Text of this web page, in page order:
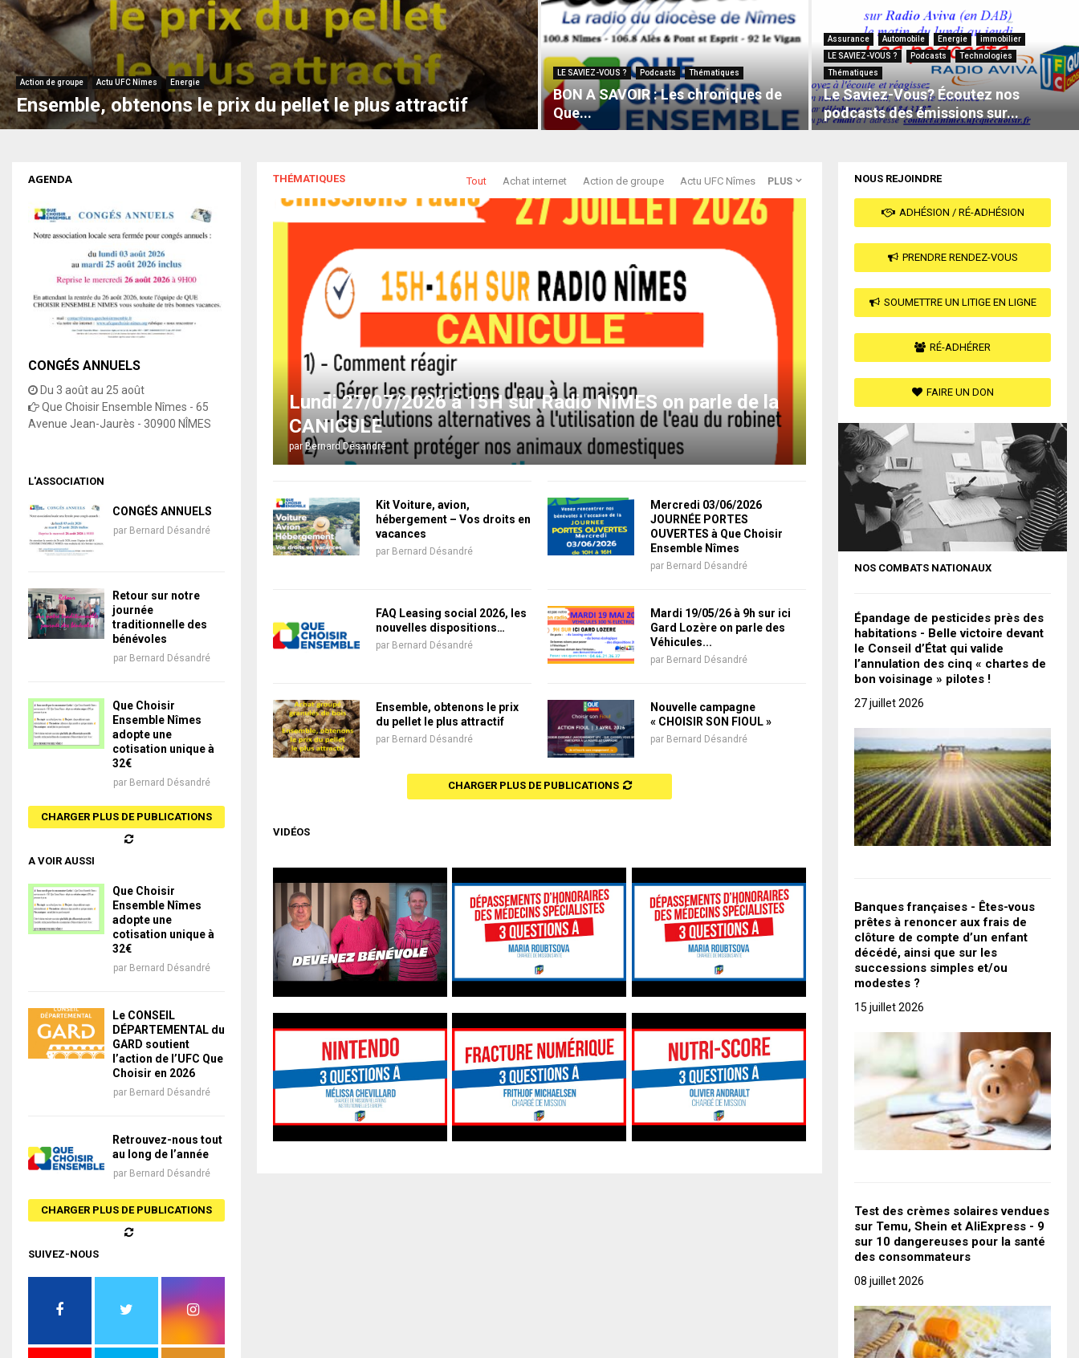
Action de groupe Actu UFC Nîmes Energie
Ensemble, obtenons le prix du pellet le plus attractif
LE SAVIEZ-VOUS ? Podcasts Thématiques
BON A SAVOIR : Les chroniques de
Que...
Assurance Automobile Energie
immobilier
LE SAVIEZ-VOUS ?
Podcasts
Technologies
Thématiques
Le Saviez-Vous? Écoutez nos
podcasts des émissions sur...
THÉMATIQUES Tout Achat internet Action de groupe Actu UFC Nîmes PLUS
Lundi 27/07/2026 à 15H sur Radio NIMES on parle de la
CANICULE
parBernard Désandré
Kit Voiture, avion,
hébergement – Vos droits en
vacances
par Bernard Désandré
Mercredi 03/06/2026
JOURNÉE PORTES
OUVERTES à Que Choisir
Ensemble Nîmes
par Bernard Désandré
FAQ Leasing social 2026, les
nouvelles dispositions…
par Bernard Désandré
Mardi 19/05/26 à 9h sur ici
Gard Lozère on parle des
Véhicules...
par Bernard Désandré
Ensemble, obtenons le prix
du pellet le plus attractif
par Bernard Désandré
Nouvelle campagne
« CHOISIR SON FIOUL »
par Bernard Désandré
CHARGER PLUS DE PUBLICATIONS
VIDÉOS
AGENDA
CONGÉS ANNUELS
Du 3 août au 25 août
Que Choisir Ensemble Nîmes - 65
Avenue Jean-Jaurès - 30900 NÎMES
L'ASSOCIATION
CONGÉS ANNUELS
par Bernard Désandré
Retour sur notre
journée
traditionnelle des
bénévoles
par Bernard Désandré
Que Choisir
Ensemble Nîmes
adopte une
cotisation unique à
32€
par Bernard Désandré
CHARGER PLUS DE PUBLICATIONS
A VOIR AUSSI
Que Choisir
Ensemble Nîmes
adopte une
cotisation unique à
32€
par Bernard Désandré
Le CONSEIL
DÉPARTEMENTAL du
GARD soutient
l’action de l’UFC Que
Choisir en 2026
par Bernard Désandré
Retrouvez-nous tout
au long de l’année
par Bernard Désandré
CHARGER PLUS DE PUBLICATIONS
SUIVEZ-NOUS
NOUS REJOINDRE
ADHÉSION / RÉ-ADHÉSION
PRENDRE RENDEZ-VOUS
SOUMETTRE UN LITIGE EN LIGNE
RÉ-ADHÉRER
FAIRE UN DON
NOS COMBATS NATIONAUX
Épandage de pesticides près des
habitations - Belle victoire devant
le Conseil d’État qui valide
l’annulation des cinq « chartes de
bon voisinage » pilotes !
27 juillet 2026
Banques françaises - Êtes-vous
prêtes à renoncer aux frais de
clôture de compte d’un enfant
décédé, ainsi que sur les
successions simples et/ou
modestes ?
15 juillet 2026
Test des crèmes solaires vendues
sur Temu, Shein et AliExpress - 9
sur 10 dangereuses pour la santé
des consommateurs
08 juillet 2026